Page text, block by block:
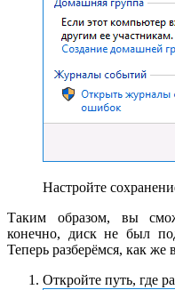
Настройте
Таким образом, вы
конечно, диск не был
Теперь разберёмся, как
Откройте путь, где